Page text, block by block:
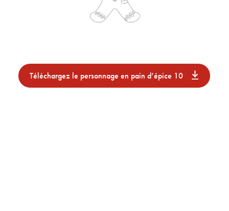
Téléchargez le personnage en pain d’épice 10